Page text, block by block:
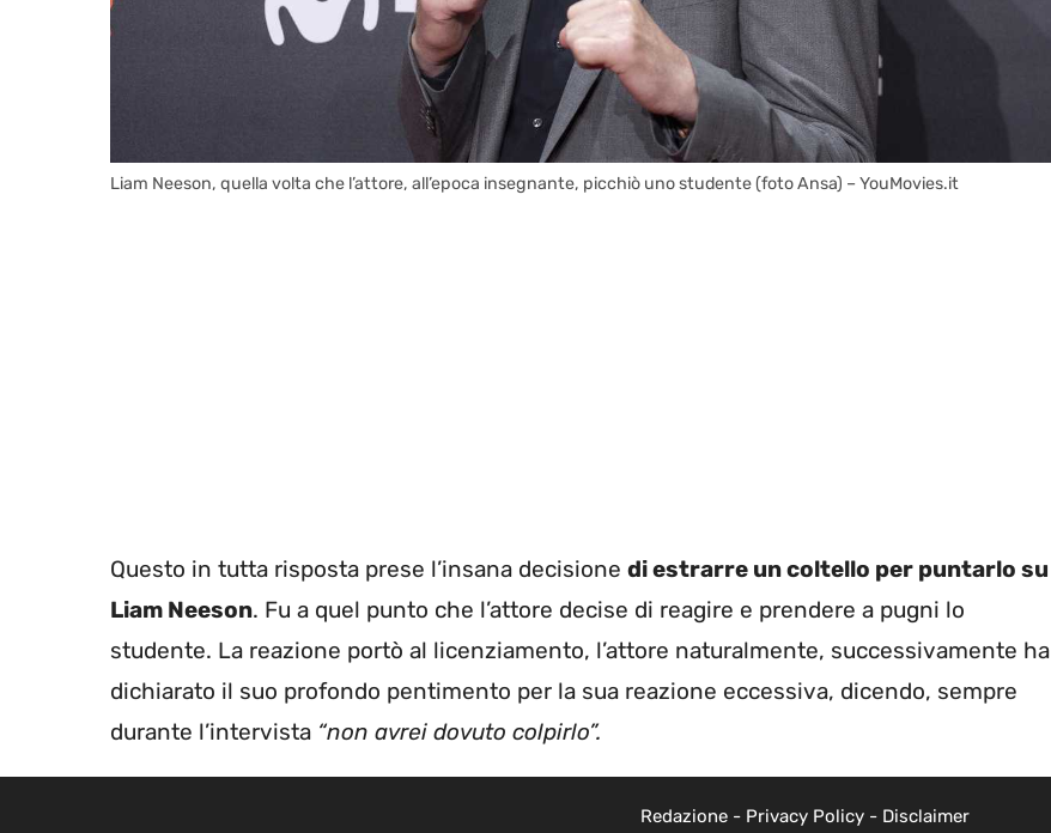
Liam Neeson, quella volta che l’attore, all’epoca insegnante, picchiò uno studente (foto Ansa) – YouMovies.it
Questo in tutta risposta prese l’insana decisione di estrarre un coltello per puntarlo su
Liam Neeson. Fu a quel punto che l’attore decise di reagire e prendere a pugni lo
studente. La reazione portò al licenziamento, l’attore naturalmente, successivamente ha
dichiarato il suo profondo pentimento per la sua reazione eccessiva, dicendo, sempre
durante l’intervista “non avrei dovuto colpirlo”.
Redazione- Privacy Policy- Disclaimer